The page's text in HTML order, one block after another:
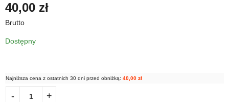
40,00 zł
Brutto
Dostępny
Najniższa cena z ostatnich 30 dni przed obniżką: 40,00 zł